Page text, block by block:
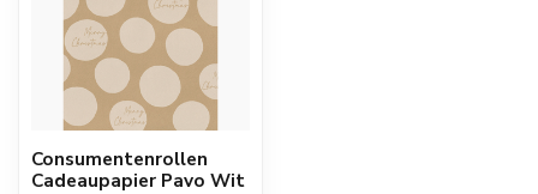
Consumentenrollen
Cadeaupapier Pavo Wit